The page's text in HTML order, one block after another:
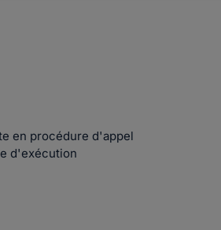
en procédure d'appel
d'exécution